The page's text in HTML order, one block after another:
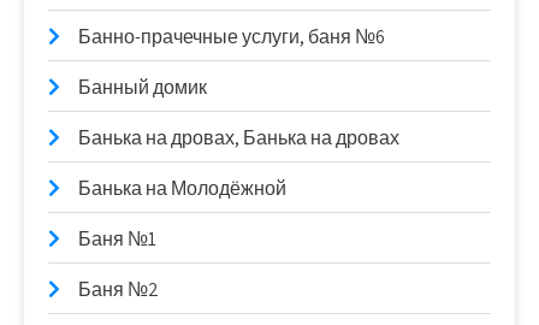
Банно-прачечные услуги, баня №6
Банный домик
Банька на дровах, Банька на дровах
Банька на Молодёжной
Баня №1
Баня №2